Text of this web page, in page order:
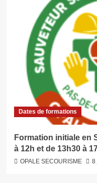
Dates de formations
Formation initiale en
à 12h et de 13h30 à
OPALE SECOURISME 8